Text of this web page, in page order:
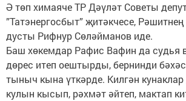
Ә төп химаяче ТР Дәүләт Советы
”Татэнергосбыт” җитәкчесе,
дусты Рифнур Сөләйманов иде.
Баш хөкемдар Рафис Вафин да судья
дөрес итеп оештырды, бернинди
тыныч кына үткәрде. Килгән
кулын кысып, рәхмәт әйтеп, мактап